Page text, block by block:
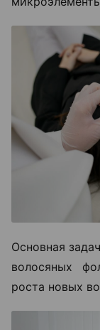
Основная
волосяных
роста новых